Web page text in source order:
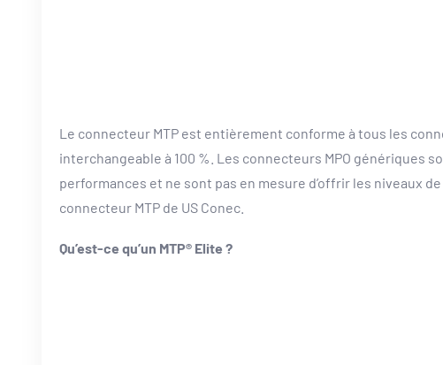
Le connecteur MTP est entièrement conforme à tous les
interchangeable à 100 %. Les connecteurs MPO génériques
performances et ne sont pas en mesure d’offrir les niveaux
connecteur MTP de US Conec.
Qu’est-ce qu’un MTP® Elite ?